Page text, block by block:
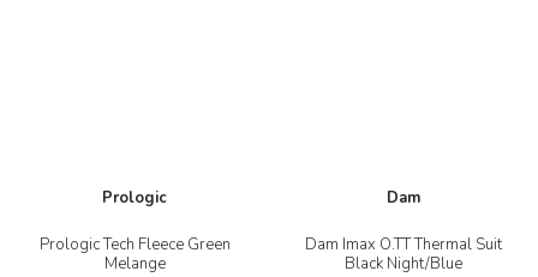
Prologic
Prologic Tech Fleece Green
Melange
Dam
Dam Imax O.TT Thermal Suit
Black Night/Blue